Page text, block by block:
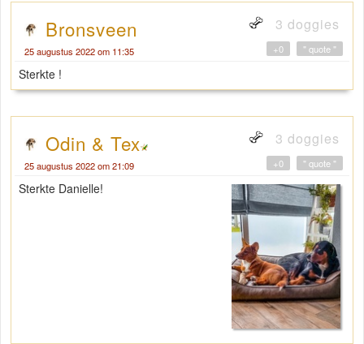
Bronsveen 3 doggies
25 augustus 2022 om 11:35 " quote "
+0
Sterkte !
Odin & Tex 3 doggies
25 augustus 2022 om 21:09 " quote "
+0
Sterkte Danielle!